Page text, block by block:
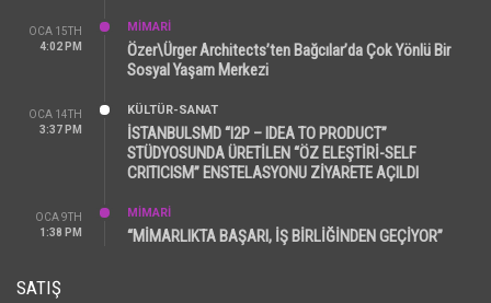
OCA 15TH
4:02 PM
MİMARİ
Özer\Ürger Architects’ten Bağcılar’da Çok Yönlü Bir
Sosyal Yaşam Merkezi
OCA 14TH
3:37 PM
KÜLTÜR-SANAT
İSTANBULSMD “I2P – IDEA TO PRODUCT”
STÜDYOSUNDA ÜRETİLEN “ÖZ ELEŞTİRİ-SELF
CRITICISM” ENSTELASYONU ZİYARETE AÇILDI
OCA 9TH
1:38 PM
MİMARİ
“MİMARLIKTA BAŞARI, İŞ BİRLİĞİNDEN GEÇİYOR”
SATIŞ